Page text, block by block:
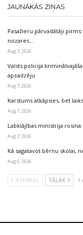
JAUNĀKĀS ZIŅAS
Pasažieru pārvadātāji
nozares…
Aug 7, 2026
Valsts policija
apzadzēju
Aug 7, 2026
Karstums atkāpsies, bet
Aug 7, 2026
Labklājības ministrija
Aug 7, 2026
Kā sagatavot bērnu skolai,
Aug 6, 2026
ATPAKAĻ TĀLĀK 1